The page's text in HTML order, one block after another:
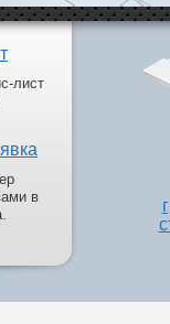
лист
в